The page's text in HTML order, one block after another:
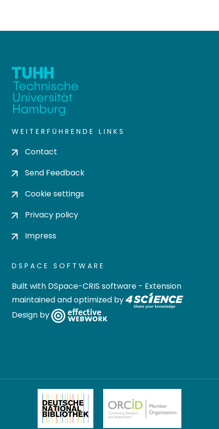
WEITERFÜHRENDE LINKS
Contact
Send Feedback
Cookie settings
Privacy policy
Impress
DSPACE SOFTWARE
Built with DSpace-CRIS software - Extension
maintained and optimized by
Design by